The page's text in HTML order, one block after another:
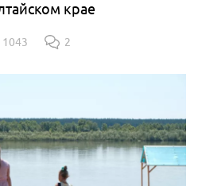
крае
1043 2